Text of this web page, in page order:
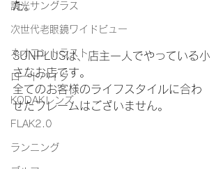
調光サングラス
次世代老眼鏡ワイドビュー
ネオコントラスト
ロードバイク
KODAKレンズ
FLAK2.0
ランニング
た。
SUNPLUSは、店主一人でやっている小
さなお店です。
全てのお客様のライフスタイルに合わ
せたフレームはございません。